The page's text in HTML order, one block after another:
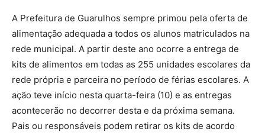
A Prefeitura de Guarulhos sempre primou pela oferta de
alimentação adequada a todos os alunos matriculados na
rede municipal. A partir deste ano ocorre a entrega de
kits de alimentos em todas as 255 unidades escolares da
rede própria e parceira no período de férias escolares. A
ação teve início nesta quarta-feira (10) e as entregas
acontecerão no decorrer desta e da próxima semana.
Pais ou responsáveis podem retirar os kits de acordo